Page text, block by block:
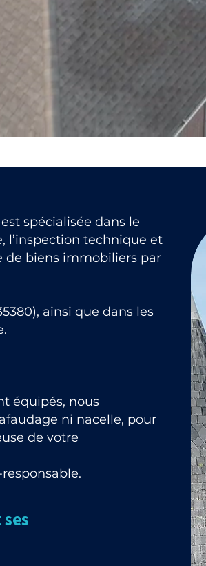
spécialisée dans le
l’inspection technique et
de biens immobiliers par
ainsi que dans les
équipés, nous
ni nacelle, pour
de votre